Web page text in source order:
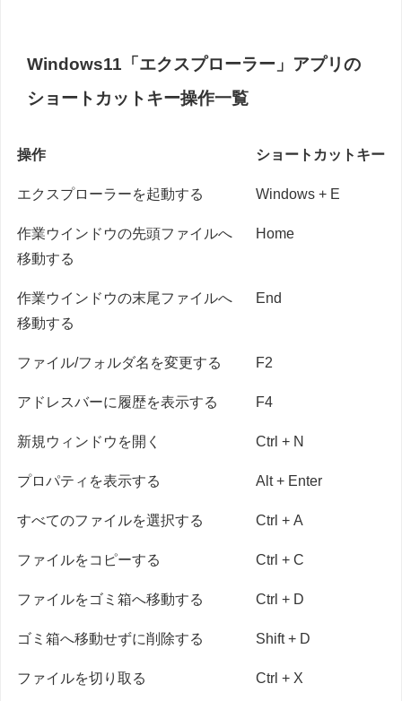
Windows11「エクスプローラー」アプリの
ショートカットキー操作一覧
操作 ショートカットキー
エクスプローラーを起動する Windows + E
作業ウインドウの先頭ファイルへ
移動する
Home
作業ウインドウの末尾ファイルへ
移動する
End
ファイル/フォルダ名を変更する F2
アドレスバーに履歴を表示する F4
新規ウィンドウを開く Ctrl + N
プロパティを表示する Alt + Enter
すべてのファイルを選択する Ctrl + A
ファイルをコピーする Ctrl + C
ファイルをゴミ箱へ移動する Ctrl + D
ゴミ箱へ移動せずに削除する Shift + D
ファイルを切り取る Ctrl + X